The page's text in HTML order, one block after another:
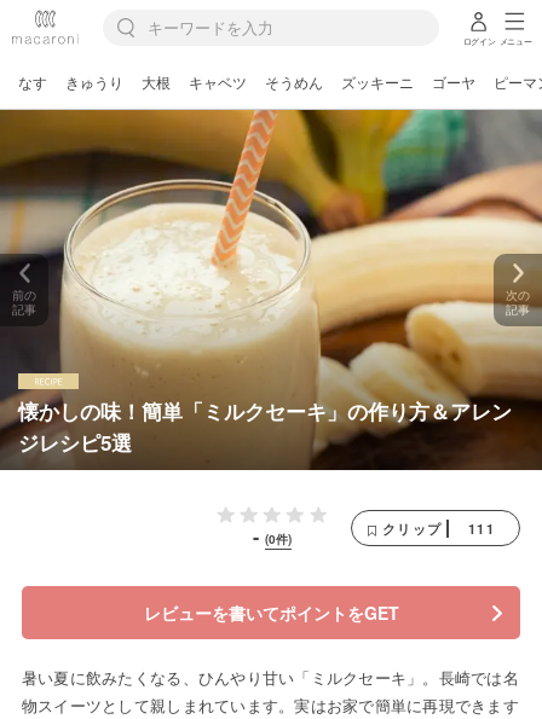
ログイン メニュー
なす きゅうり 大根 キャベツ そうめん ズッキーニ ゴーヤ ピーマ
懐かしの味！簡単「ミルクセーキ」の作り方＆アレン
ジレシピ5選
前の
記事
次の
記事
- (0件)
クリップ 111
レビューを書いてポイントをGET
暑い夏に飲みたくなる、ひんやり甘い「ミルクセーキ」。長崎では名
物スイーツとして親しまれています。実はお家で簡単に再現できます